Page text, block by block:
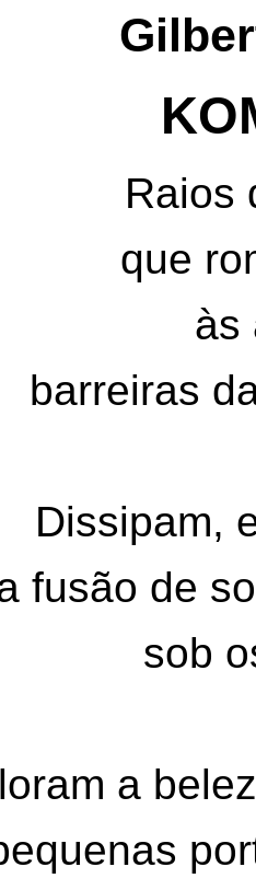
Raios
que
às
barreiras
Dissipam,
fusão de
sob
a